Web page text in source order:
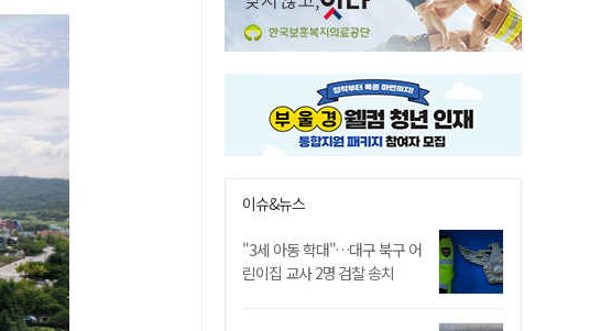
이슈&뉴스
"3세 아동 학대"…대구 북구 어
린이집 교사 2명 검찰 송치